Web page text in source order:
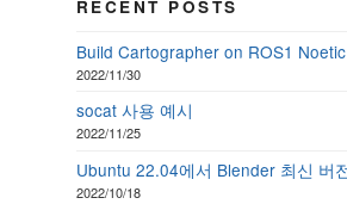
RECENT POSTS
Build Cartographer on ROS1 Noetic
2022/11/30
socat 사용 예시
2022/11/25
Ubuntu 22.04에서 Blender 최신 버
2022/10/18